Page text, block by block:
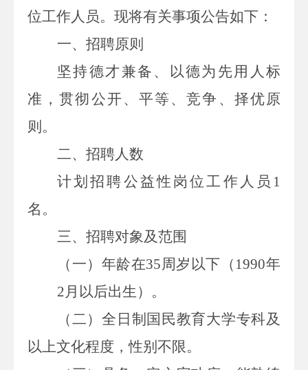
位工作人员。现将有关事项公告如下：
一、招聘原则
坚持德才兼备、以德为先用人标
准，贯彻公开、平等、竞争、择优原
则。
二、招聘人数
计划招聘公益性岗位工作人员 1
名 。
三、 招聘对象及范围
（ 一）年龄在35周岁以下（ 1990年
2月 以后出生）。
（二）全日制国民教育大学专科及
以上文化程度 ，性别不限。